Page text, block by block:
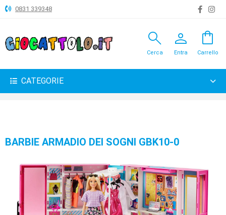
ANIMALI
BAMBOLE
GIOCHI
GADGET
0831 339348
search
Cerca
person
Entra
shopping_bag
Carrello
CATEGORIE
BARBIE ARMADIO DEI SOGNI GBK10-0